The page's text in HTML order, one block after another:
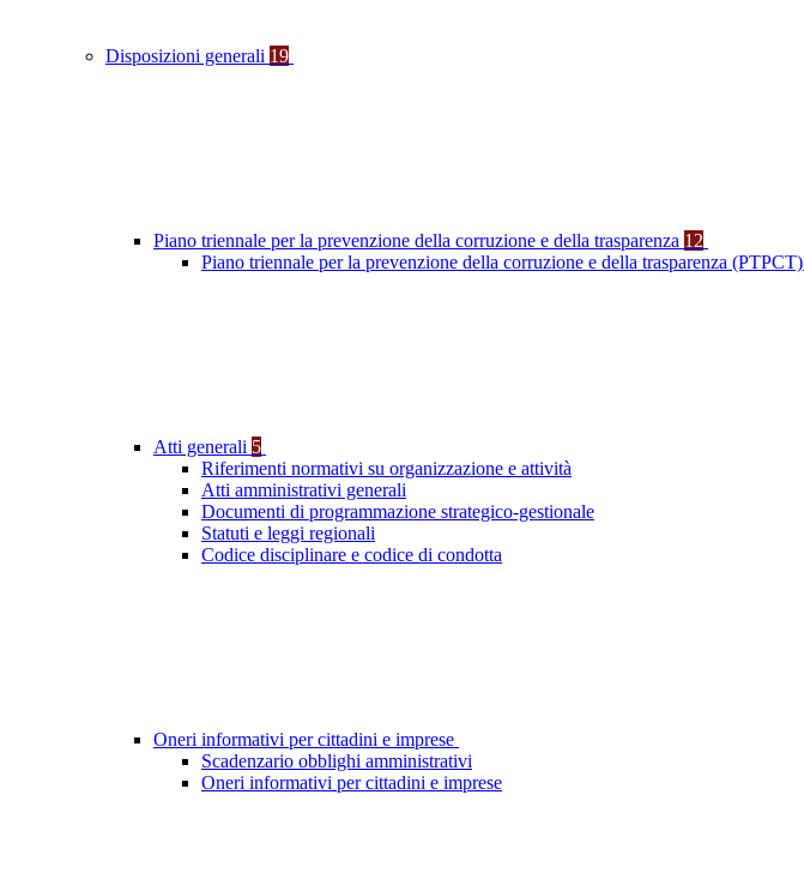
Disposizioni generali 19
Piano triennale per la prevenzione della corruzione e della trasparenza 12
Piano triennale per la prevenzione della corruzione e della trasparenza (PTPCT)
Atti generali 5
Riferimenti normativi su organizzazione e attività
Atti amministrativi generali
Documenti di programmazione strategico-gestionale
Statuti e leggi regionali
Codice disciplinare e codice di condotta
Oneri informativi per cittadini e imprese
Scadenzario obblighi amministrativi
Oneri informativi per cittadini e imprese